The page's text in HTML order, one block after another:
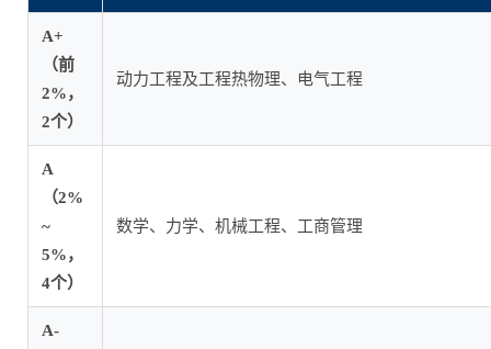
A+
（前
2%，
2个）
动力工程及工程热物理、电气工程
A
（2%
~
5%，
4个）
数学、力学、机械工程、工商管理
A-